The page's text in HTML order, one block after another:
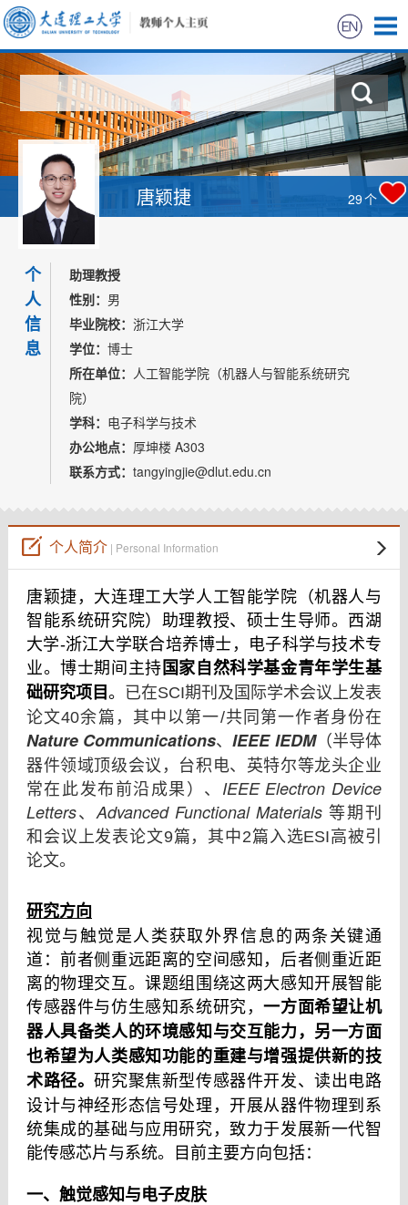
首页
科学研究
教学研究
获奖信息
招生信息
学生信息
我的相册
教师博客
唐颖捷 29个
个
人
信
息
助理教授
性别： 男
毕业院校： 浙江大学
学位： 博士
所在单位： 人工智能学院（机器人与智能系统研究
院）
学科： 电子科学与技术
办公地点： 厚坤楼 A303
联系方式： tangyingjie@dlut.edu.cn
个人简介| Personal Information
唐颖捷，大连理工大学人工智能学院（机器人与
智能系统研究院）助理教授、硕士生导师。西湖
大学-浙江大学联合培养博士，电子科学与技术专
业。博士期间主持国家自然科学基金青年学生基
础研究项目。 已在SCI期刊及国际学术会议上发表
论文40余篇，其中以第一/共同第一作者身份在
Nature Communications、IEEE IEDM（半导体
器件领域顶级会议，台积电、英特尔等龙头企业
常在此发布前沿成果）、 IEEE Electron Device
Letters、Advanced Functional Materials 等期刊
和会议上发表论文9篇，其中2篇入选ESI高被引
论文。
研究方向
视觉与触觉是人类获取外界信息的两条关键通
道：前者侧重远距离的空间感知，后者侧重近距
离的物理交互。课题组围绕这两大感知开展智能
传感器件与仿生感知系统研究，一方面希望让机
器人具备类人的环境感知与交互能力，另一方面
也希望为人类感知功能的重建与增强提供新的技
术路径。研究聚焦新型传感器件开发、读出电路
设计与神经形态信号处理，开展从器件物理到系
统集成的基础与应用研究，致力于发展新一代智
能传感芯片与系统。目前主要方向包括：
一、触觉感知与电子皮肤